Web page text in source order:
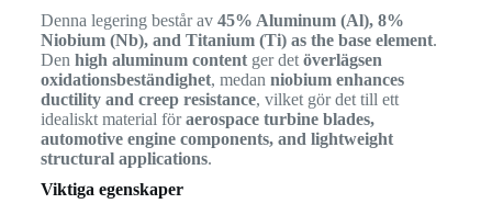
Denna legering består av 45% Aluminum (Al), 8%
Niobium (Nb), and Titanium (Ti) as the base element.
Den high aluminum contentger det överlägsen
oxidationsbeständighet, medan niobium enhances
ductility and creep resistance, vilket gör det till ett
idealiskt material föraerospace turbine blades,
automotive engine components, and lightweight
structural applications.
Viktiga egenskaper